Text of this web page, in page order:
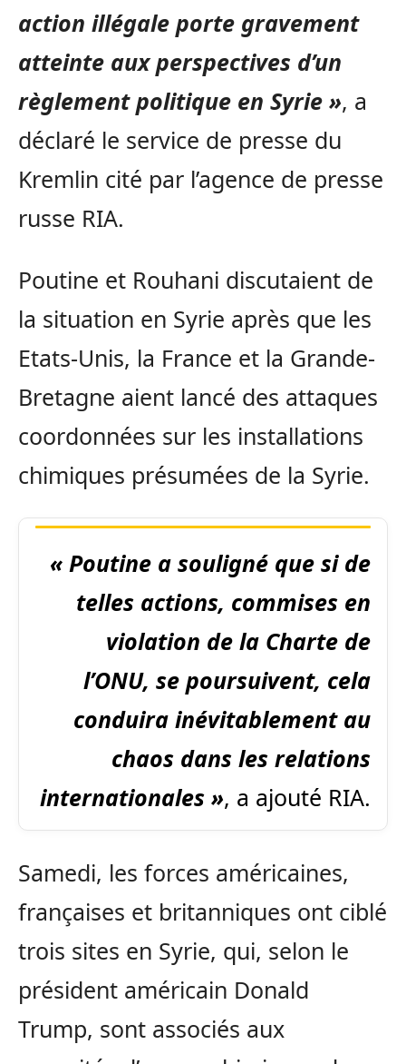
action illégale porte gravement
atteinte aux perspectives d’un
règlement politique en Syrie », a
déclaré le service de presse du
Kremlin cité par l’agence de presse
russe RIA.
Poutine et Rouhani discutaient de
la situation en Syrie après que les
Etats-Unis, la France et la Grande-
Bretagne aient lancé des attaques
coordonnées sur les installations
chimiques présumées de la Syrie.
« Poutine a souligné que si de
telles actions, commises en
violation de la Charte de
l’ONU, se poursuivent, cela
conduira inévitablement au
chaos dans les relations
internationales », a ajouté RIA.
Samedi, les forces américaines,
françaises et britanniques ont ciblé
trois sites en Syrie, qui, selon le
président américain Donald
Trump, sont associés aux